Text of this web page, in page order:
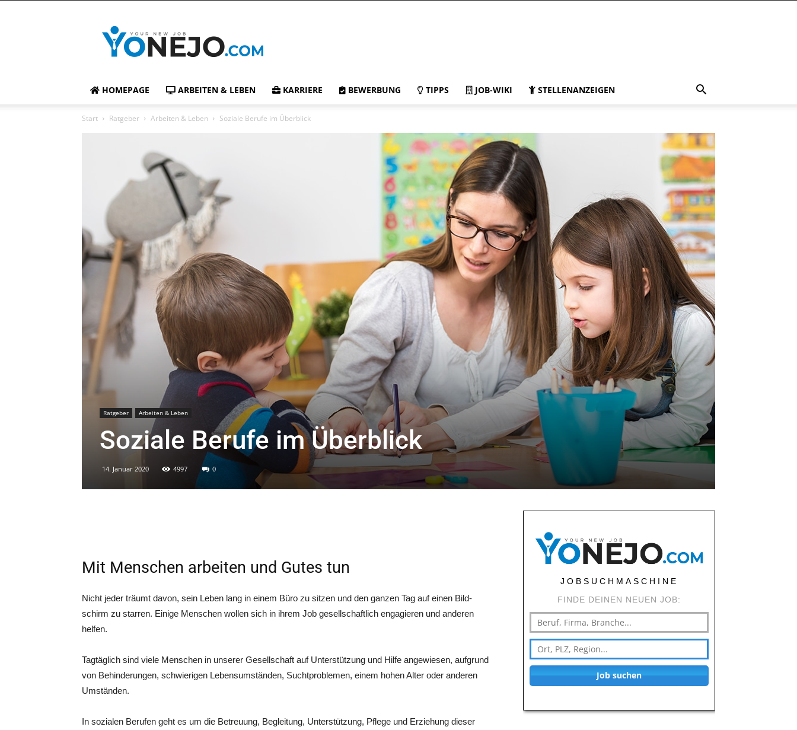
HOMEPAGE ARBEITEN & LEBEN KARRIERE BEWERBUNG TIPPS JOB-WIKI STELLENANZEIGEN
Start Ratgeber Arbeiten & Leben Soziale Berufe im Überblick
Ratgeber Arbeiten & Leben
Soziale Berufe im Überblick
14. Januar 2020 4997 0
Mit Menschen arbeiten und Gutes tun
Nicht jeder träumt davon, sein Leben lang in einem Büro zu sit­zen und den gan­zen Tag auf einen Bild­
schirm zu star­ren. Eini­ge Men­schen wol­len sich in ihrem Job gesell­schaft­lich enga­gie­ren und ande­ren
helfen.
Tag­täg­lich sind vie­le Men­schen in unse­rer Gesell­schaft auf Unter­stüt­zung und Hil­fe ange­wie­sen, auf­grund
von Behin­de­run­gen, schwie­ri­gen Lebens­um­stän­den, Sucht­pro­ble­men, einem hohen Alter oder ande­ren
Umständen.
In sozia­len Beru­fen geht es um die Betreu­ung, Beglei­tung, Unter­stüt­zung, Pfle­ge und Erzie­hung die­ser
JOBSUCHMASCHINE
FINDE DEINEN NEUEN JOB:
Job suchen